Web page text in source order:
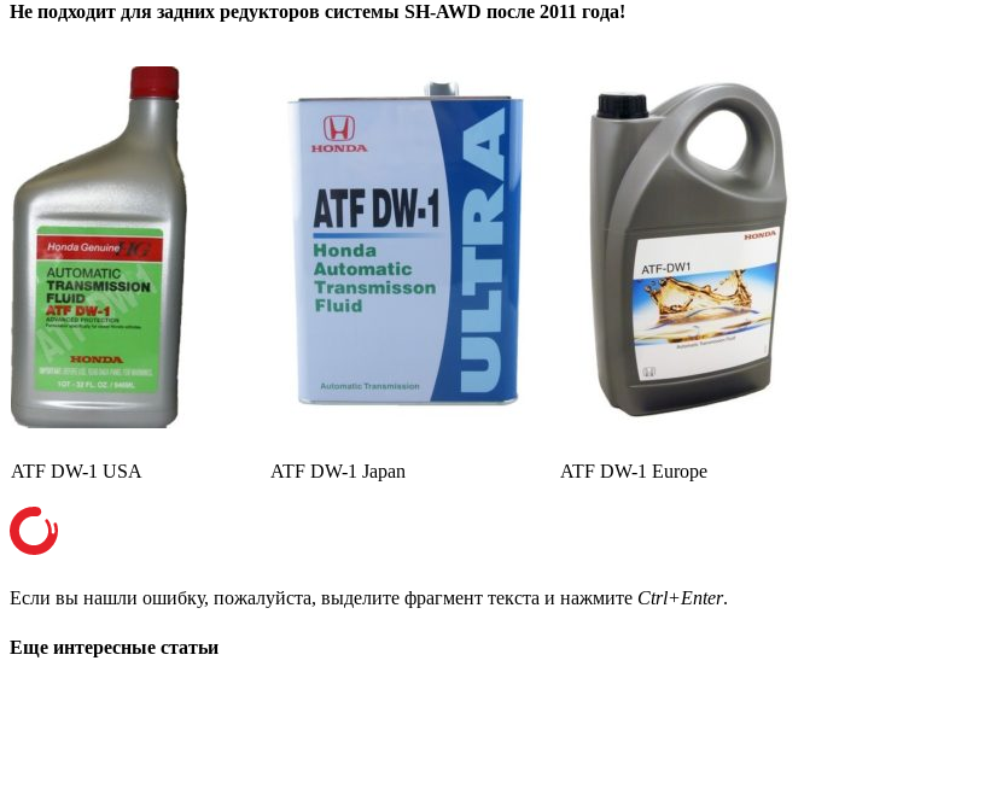
Не подходит для задних редукторов системы SH-AWD после 2011 года!
ATF DW-1 USA ATF DW-1 Japan ATF DW-1 Europe
Если вы нашли ошибку, пожалуйста, выделите фрагмент текста и нажмите Ctrl+Enter.
Еще интересные статьи